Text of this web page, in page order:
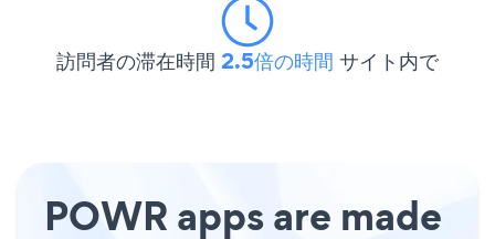
訪問者の滞在時間 2.5倍の時間 サイト内で
POWR apps are made